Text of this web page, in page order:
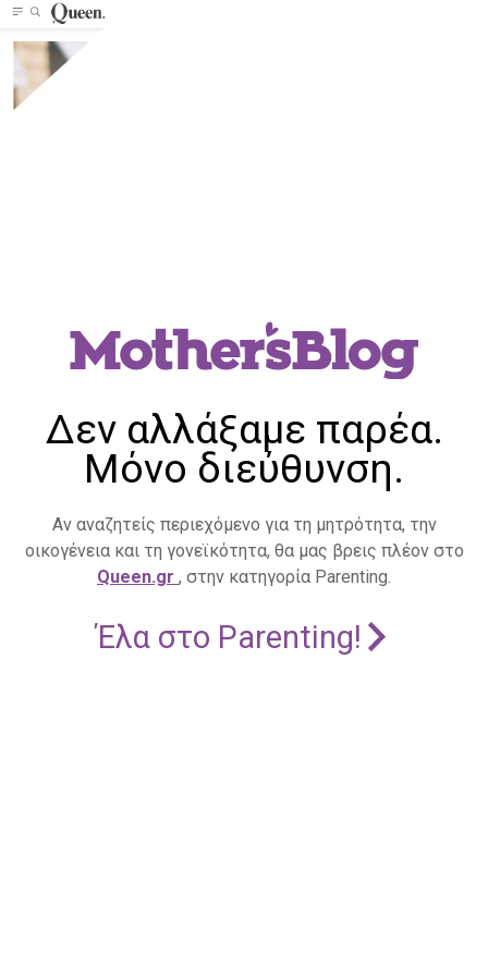
Δεν αλλάξαμε παρέα.
Μόνο διεύθυνση.
Αν αναζητείς περιεχόμενο για τη μητρότητα, την
οικογένεια και τη γονεϊκότητα, θα μας βρεις πλέον στο
Queen.gr , στην κατηγορία Parenting.
Έλα στο Parenting!